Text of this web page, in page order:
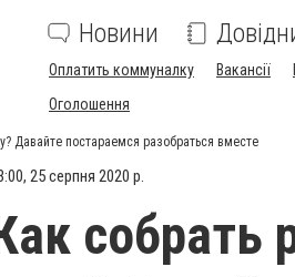
Новини
Оплатить коммуналку Вакансії
Оголошення
Давайте постараемся разобраться вместе
25 серпня 2020 р.
собрать